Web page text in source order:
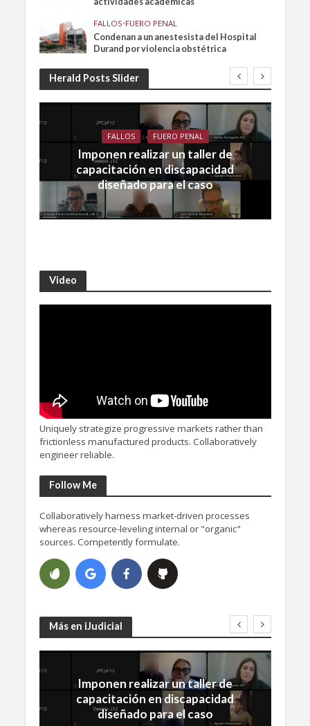
FALLOS•FUERO PENAL
Condenan a un anestesista del Hospital
Durand por violencia obstétrica
Herald Posts Slider
FALLOS FUERO PENAL
Imponen realizar un taller de
capacitación en discapacidad
diseñado para el caso
Video
Uniquely strategize progressive markets rather than
frictionless manufactured products. Collaboratively
engineer reliable.
Follow Me
Collaboratively harness market-driven processes
whereas resource-leveling internal or "organic"
sources. Competently formulate.
Más en iJudicial
Imponen realizar un taller de
capacitación en discapacidad
diseñado para el caso